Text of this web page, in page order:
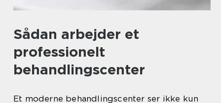
Sådan arbejder et
professionelt
behandlingscenter
Et moderne behandlingscenter ser ikke kun